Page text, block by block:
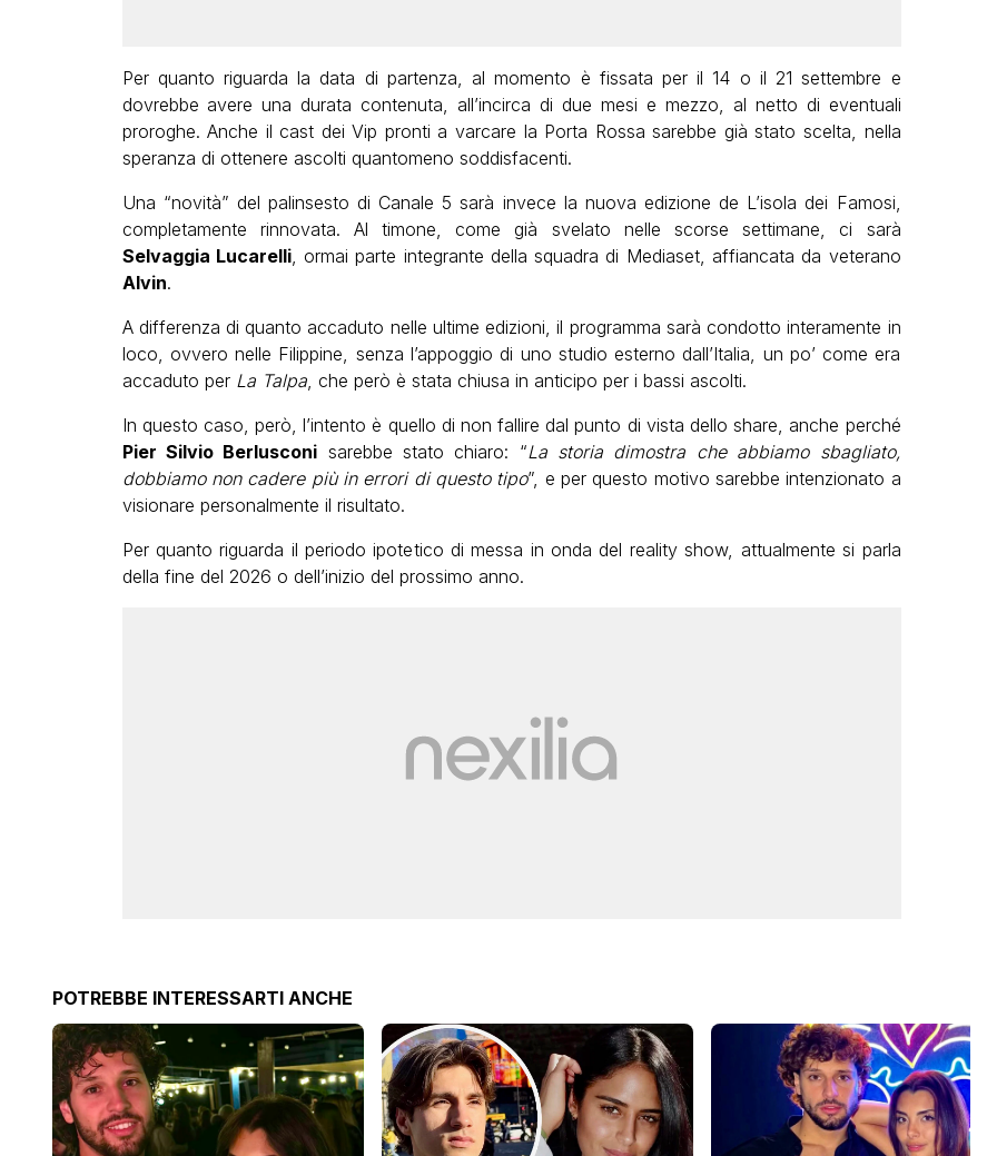
Per quanto riguarda la data di partenza, al momento è fissata per il 14 o il 21 settembre e
dovrebbe avere una durata contenuta, all’incirca di due mesi e mezzo, al netto di eventuali
proroghe. Anche il cast dei Vip pronti a varcare la Porta Rossa sarebbe già stato scelta, nella
speranza di ottenere ascolti quantomeno soddisfacenti.
Una “novità” del palinsesto di Canale 5 sarà invece la nuova edizione de L’isola dei Famosi,
completamente rinnovata. Al timone, come già svelato nelle scorse settimane, ci sarà
Selvaggia Lucarelli, ormai parte integrante della squadra di Mediaset, affiancata da veterano
Alvin.
A differenza di quanto accaduto nelle ultime edizioni, il programma sarà condotto interamente in
loco, ovvero nelle Filippine, senza l’appoggio di uno studio esterno dall’Italia, un po’ come era
accaduto per La Talpa, che però è stata chiusa in anticipo per i bassi ascolti.
In questo caso, però, l’intento è quello di non fallire dal punto di vista dello share, anche perché
Pier Silvio Berlusconi sarebbe stato chiaro: “La storia dimostra che abbiamo sbagliato,
dobbiamo non cadere più in errori di questo tipo”, e per questo motivo sarebbe intenzionato a
visionare personalmente il risultato.
Per quanto riguarda il periodo ipotetico di messa in onda del reality show, attualmente si parla
della fine del 2026 o dell’inizio del prossimo anno.
POTREBBE INTERESSARTI ANCHE